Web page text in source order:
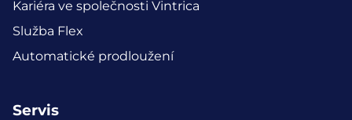
Kariéra ve společnosti Vintrica
Služba Flex
Automatické prodloužení
Servis